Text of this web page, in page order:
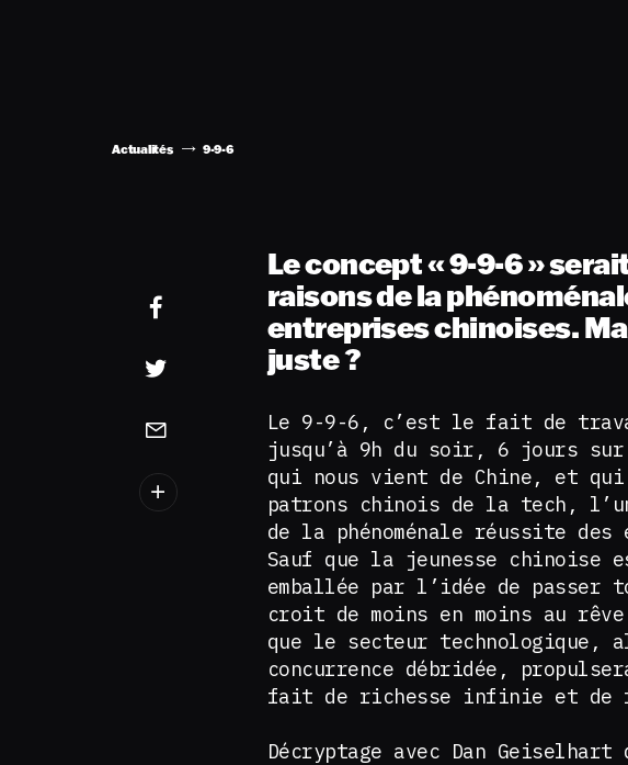
Actualités 9-9-6
Le concept « 9-9-6 »
raisons de la
entreprises chinoises.
juste ?
Le 9-9-6, c’est le fait de
jusqu’à 9h du soir, 6 jours sur
qui nous vient de Chine, et
patrons chinois de la tech,
de la phénoménale réussite
Sauf que la jeunesse chinoise
emballée par l’idée de
croit de moins en moins au
que le secteur technologique,
concurrence débridée,
fait de richesse infinie et de
Décryptage avec Dan Geiselhart